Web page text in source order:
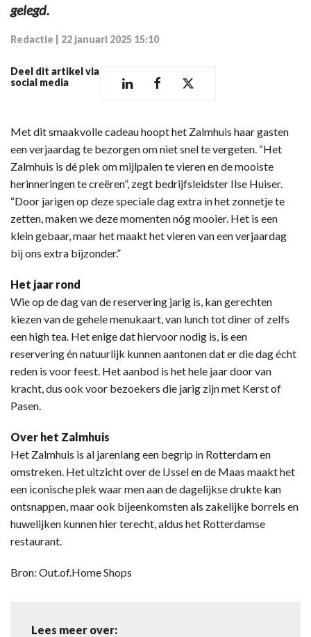
gelegd.
Redactie 22 januari 2025 15:10
Deel dit artikel via
social media
Met dit smaakvolle cadeau hoopt het Zalmhuis haar gasten
een verjaardag te bezorgen om niet snel te vergeten. “Het
Zalmhuis is dé plek om mijlpalen te vieren en de mooiste
herinneringen te creëren”, zegt bedrijfsleidster Ilse Huiser.
“Door jarigen op deze speciale dag extra in het zonnetje te
zetten, maken we deze momenten nóg mooier. Het is een
klein gebaar, maar het maakt het vieren van een verjaardag
bij ons extra bijzonder.”
Het jaar rond
Wie op de dag van de reservering jarig is, kan gerechten
kiezen van de gehele menukaart, van lunch tot diner of zelfs
een high tea. Het enige dat hiervoor nodig is, is een
reservering én natuurlijk kunnen aantonen dat er die dag écht
reden is voor feest. Het aanbod is het hele jaar door van
kracht, dus ook voor bezoekers die jarig zijn met Kerst of
Pasen.
Over het Zalmhuis
Het Zalmhuis is al jarenlang een begrip in Rotterdam en
omstreken. Het uitzicht over de IJssel en de Maas maakt het
een iconische plek waar men aan de dagelijkse drukte kan
ontsnappen, maar ook bijeenkomsten als zakelijke borrels en
huwelijken kunnen hier terecht, aldus het Rotterdamse
restaurant.
Bron: Out.of.Home Shops
Lees meer over: